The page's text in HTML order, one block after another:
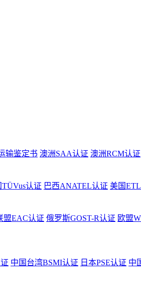
输鉴定书 澳洲SAA认证 澳洲RCM认证
认证 巴西ANATEL认证 美国
盟EAC认证 俄罗斯GOST-R认证 欧盟
中国台湾BSMI认证 日本PSE认证 中